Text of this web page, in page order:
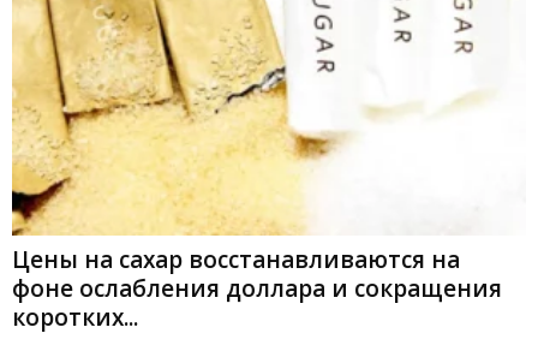
Цены на сахар восстанавливаются на
фоне ослабления доллара и сокращения
коротких...